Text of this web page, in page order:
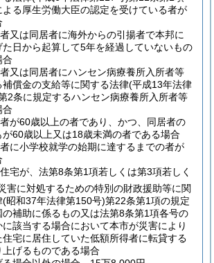
よる厚生労働大臣の認定を受けている者が
又は同居者に海外からの引揚者で本邦に
た日から起算して5年を経過していないもの
合
又は同居者にハンセン病療養所入所者等
補償金の支給等に関する法律(平成13年法律
2条に規定するハンセン病療養所入所者等
合
が60歳以上の者であり、かつ、同居者の
が60歳以上又は18歳未満の者である場合
に小学校就学の始期に達するまでの者が
宅が、法第8条第1項若しくは第3項若しく
害に対処するための特別の財政援助等に関
(昭和37年法律第150号)第22条第1項の規定
の補助に係るもの又は法第8条第1項各号の
に該当する場合において本市が災害により
住宅に居住していた低額所得者に転貸する
上げるものである場合